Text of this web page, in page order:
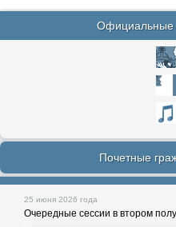
Официальные
Почетные
25 июня 2026 года
Очередные сессии в втором